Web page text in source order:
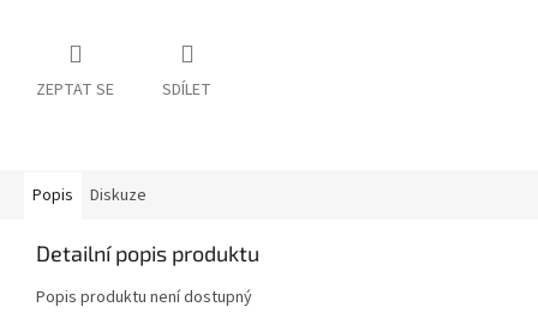
ZEPTAT SE SDÍLET
Popis Diskuze
Detailní popis produktu
Popis produktu není dostupný